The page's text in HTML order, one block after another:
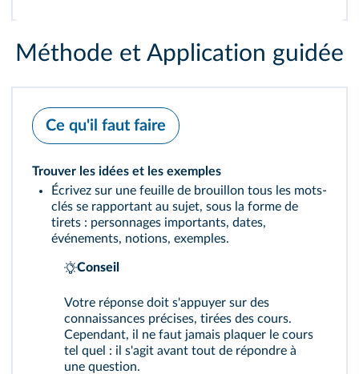
Méthode et Application guidée
Ce qu'il faut faire
Trouver les idées et les exemples
Écrivez sur une feuille de brouillon tous les mots-
clés se rapportant au sujet, sous la forme de
tirets : personnages importants, dates,
événements, notions, exemples.
Conseil
Votre réponse doit s'appuyer sur des
connaissances précises, tirées des cours.
Cependant, il ne faut jamais plaquer le cours
tel quel : il s'agit avant tout de répondre à
une question.